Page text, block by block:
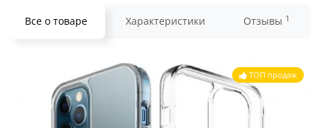
Все о товаре Характеристики Отзывы 1
ТОП продаж